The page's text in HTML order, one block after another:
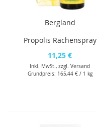
Bergland
Propolis Rachenspray
11,25 €
Inkl. MwSt., zzgl.Versand
Grundpreis: 165,44 €/ 1 kg